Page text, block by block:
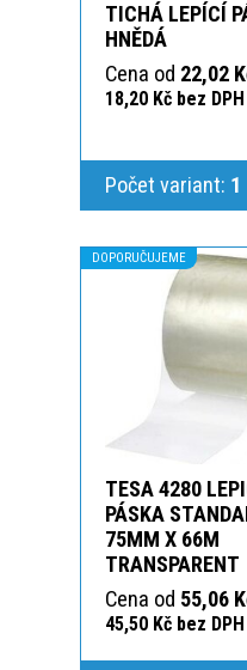
TICHÁ LEPÍCÍ
HNĚDÁ
Cena od 22,02
18,20 Kč bez DPH
Počet variant: 1
DOPORUČUJEME
TESA 4280
PÁSKA
75MM X 66M
TRANSPARENT
Cena od 55,06
45,50 Kč bez DPH